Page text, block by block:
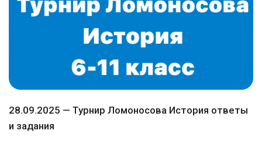
28.09.2025 — Турнир Ломоносова История ответы
и задания